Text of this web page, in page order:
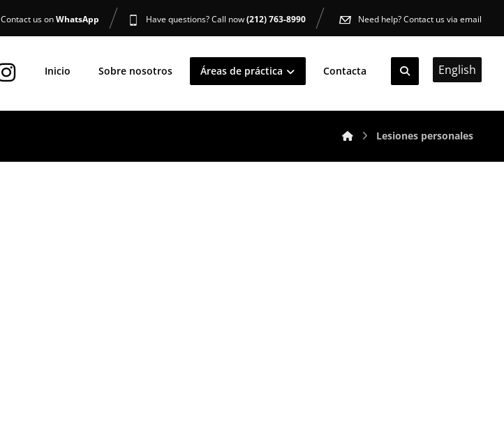
Need help? Contact us via email
Have questions? Call now(212) 763-8990
Contact us onWhatsApp
English
Inicio Sobre nosotros Áreas de práctica Contacta
Lesiones personales